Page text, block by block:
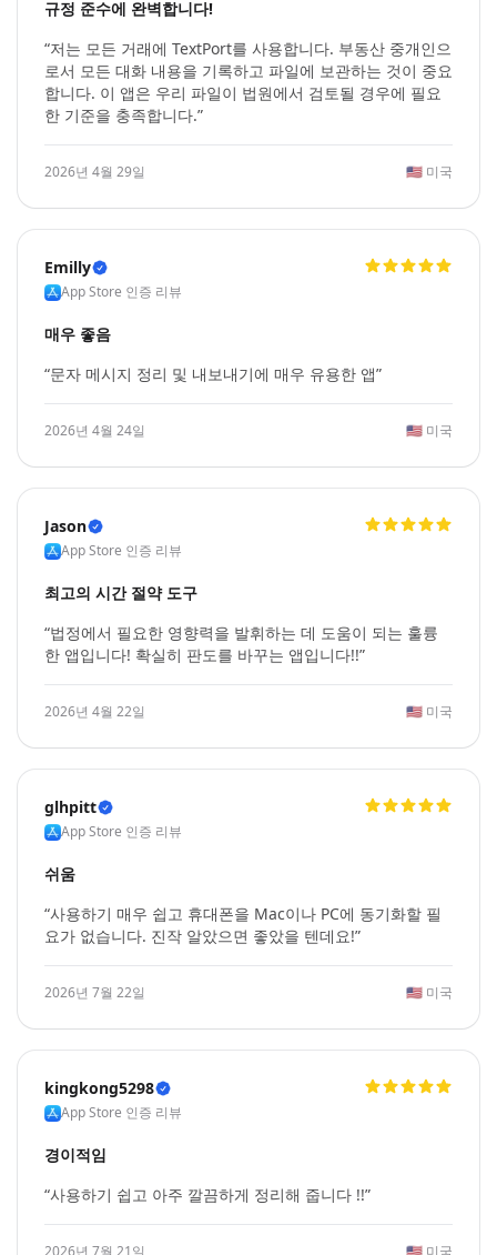
규정 준수에 완벽합니다!
“저는 모든 거래에 TextPort를 사용합니다. 부동산 중개인으
로서 모든 대화 내용을 기록하고 파일에 보관하는 것이 중요
합니다. 이 앱은 우리 파일이 법원에서 검토될 경우에 필요
한 기준을 충족합니다.”
2026년 4월 29일 🇺🇸 미국
Emilly
App Store 인증 리뷰
매우 좋음
“문자 메시지 정리 및 내보내기에 매우 유용한 앱”
2026년 4월 24일 🇺🇸 미국
Jason
App Store 인증 리뷰
최고의 시간 절약 도구
“법정에서 필요한 영향력을 발휘하는 데 도움이 되는 훌륭
한 앱입니다! 확실히 판도를 바꾸는 앱입니다!!”
2026년 4월 22일 🇺🇸 미국
glhpitt
App Store 인증 리뷰
쉬움
“사용하기 매우 쉽고 휴대폰을 Mac이나 PC에 동기화할 필
요가 없습니다. 진작 알았으면 좋았을 텐데요!”
2026년 7월 22일 🇺🇸 미국
kingkong5298
App Store 인증 리뷰
경이적임
“사용하기 쉽고 아주 깔끔하게 정리해 줍니다 !!”
2026년 7월 21일 🇺🇸 미국